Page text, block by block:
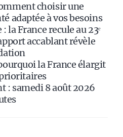
choisir une
adaptée à vos besoins
France recule au 23ᵉ
accablant révèle
la France élargit
: samedi 8 août 2026